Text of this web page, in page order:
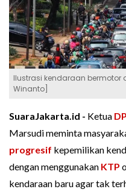
Ilustrasi kendaraan
Winanto]
SuaraJakarta.id - Ketua
Marsudi meminta
progresif kepemilikan
dengan menggunakan KTP
kendaraan baru agar tak